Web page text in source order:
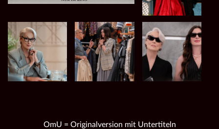
OmU = Originalversion mit Untertiteln